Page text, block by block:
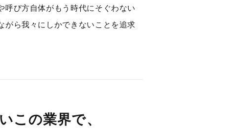
呼び方自体がもう時代にそぐわない
がら我々にしかできないことを追求
この業界で、